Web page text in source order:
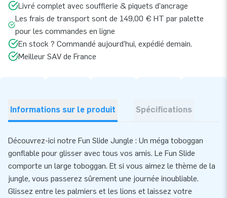
Livré complet avec soufflerie & piquets d’ancrage
Les frais de transport sont de 149,00 € HT par palette
pour les commandes en ligne
En stock ? Commandé aujourd’hui, expédié demain.
Meilleur SAV de France
Informations sur le produit Spécifications
Découvrez-ici notre Fun Slide Jungle : Un méga toboggan
gonflable pour glisser avec tous vos amis. Le Fun Slide
comporte un large toboggan. Et si vous aimez le thème de la
jungle, vous passerez sûrement une journée inoubliable.
Glissez entre les palmiers et les lions et laissez votre